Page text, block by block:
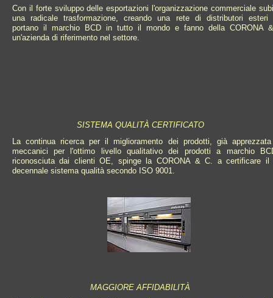
Con il forte sviluppo delle esportazioni l'organizzazione commerciale
una radicale trasformazione, creando una rete di distributori esteri
portano il marchio BCD in tutto il mondo e fanno della CORONA
un'azienda di riferimento nel settore.
SISTEMA QUALITÀ CERTIFICATO
La continua ricerca per il miglioramento dei prodotti, già
meccanici per l'ottimo livello qualitativo dei prodotti a marchio
riconosciuta dai clienti OE, spinge la CORONA & C. a certificare il
decennale sistema qualità secondo ISO 9001.
MAGGIORE AFFIDABILITÀ